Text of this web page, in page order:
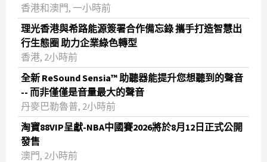
香港和澳門, 一小時前
理光香港與希路能源簽署合作備忘錄 攜手打造智慧出
行生態圈 助力企業綠色轉型
香港, 2小時前
全新 ReSound Sensia™ 助聽器能提升您想聽到的聲音
-- 而非僅僅是音量最大的聲音
丹麥巴勒魯普, 2小時前
淘寶88VIP呈獻-NBA中國賽2026將於8月12日正式公開
發售
澳門, 2小時前